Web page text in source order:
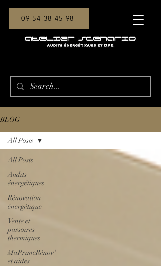
09 54 38 45 98
BLOG
All Posts
Audits
énergétiques
Rénovation
énergétique
Vente et
passoires
thermiques
MaPrimeRénov'
et aides
All Posts